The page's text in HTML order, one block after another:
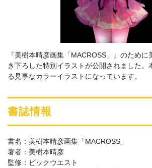
『美樹本晴彦画集「MACROSS」』のため
き下ろした特別イラストが公開されました。
る見事なカラーイラストになっています。
書誌情報
書名：美樹本晴彦画集「MACROSS」
著者：美樹本晴彦
監修：ビックウエスト